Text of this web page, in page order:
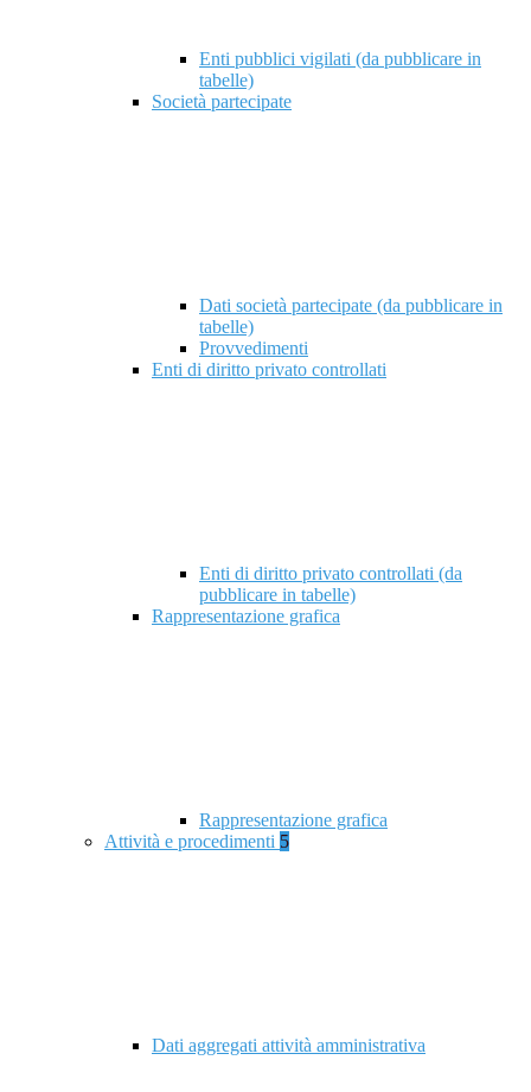
Enti pubblici vigilati (da pubblicare in
tabelle)
Società partecipate
Dati società partecipate (da pubblicare in
tabelle)
Provvedimenti
Enti di diritto privato controllati
Enti di diritto privato controllati (da
pubblicare in tabelle)
Rappresentazione grafica
Rappresentazione grafica
Attività e procedimenti 5
Dati aggregati attività amministrativa